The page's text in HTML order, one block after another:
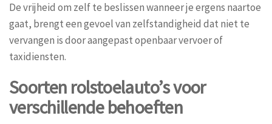
De vrijheid om zelf te beslissen wanneer je ergens naartoe
gaat, brengt een gevoel van zelfstandigheid dat niet te
vervangen is door aangepast openbaar vervoer of
taxidiensten.
Soorten rolstoelauto’s voor
verschillende behoeften